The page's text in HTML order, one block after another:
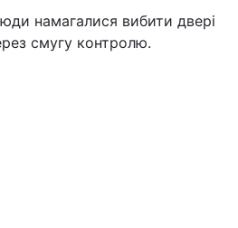
намагалися вибити двері
смугу контролю.